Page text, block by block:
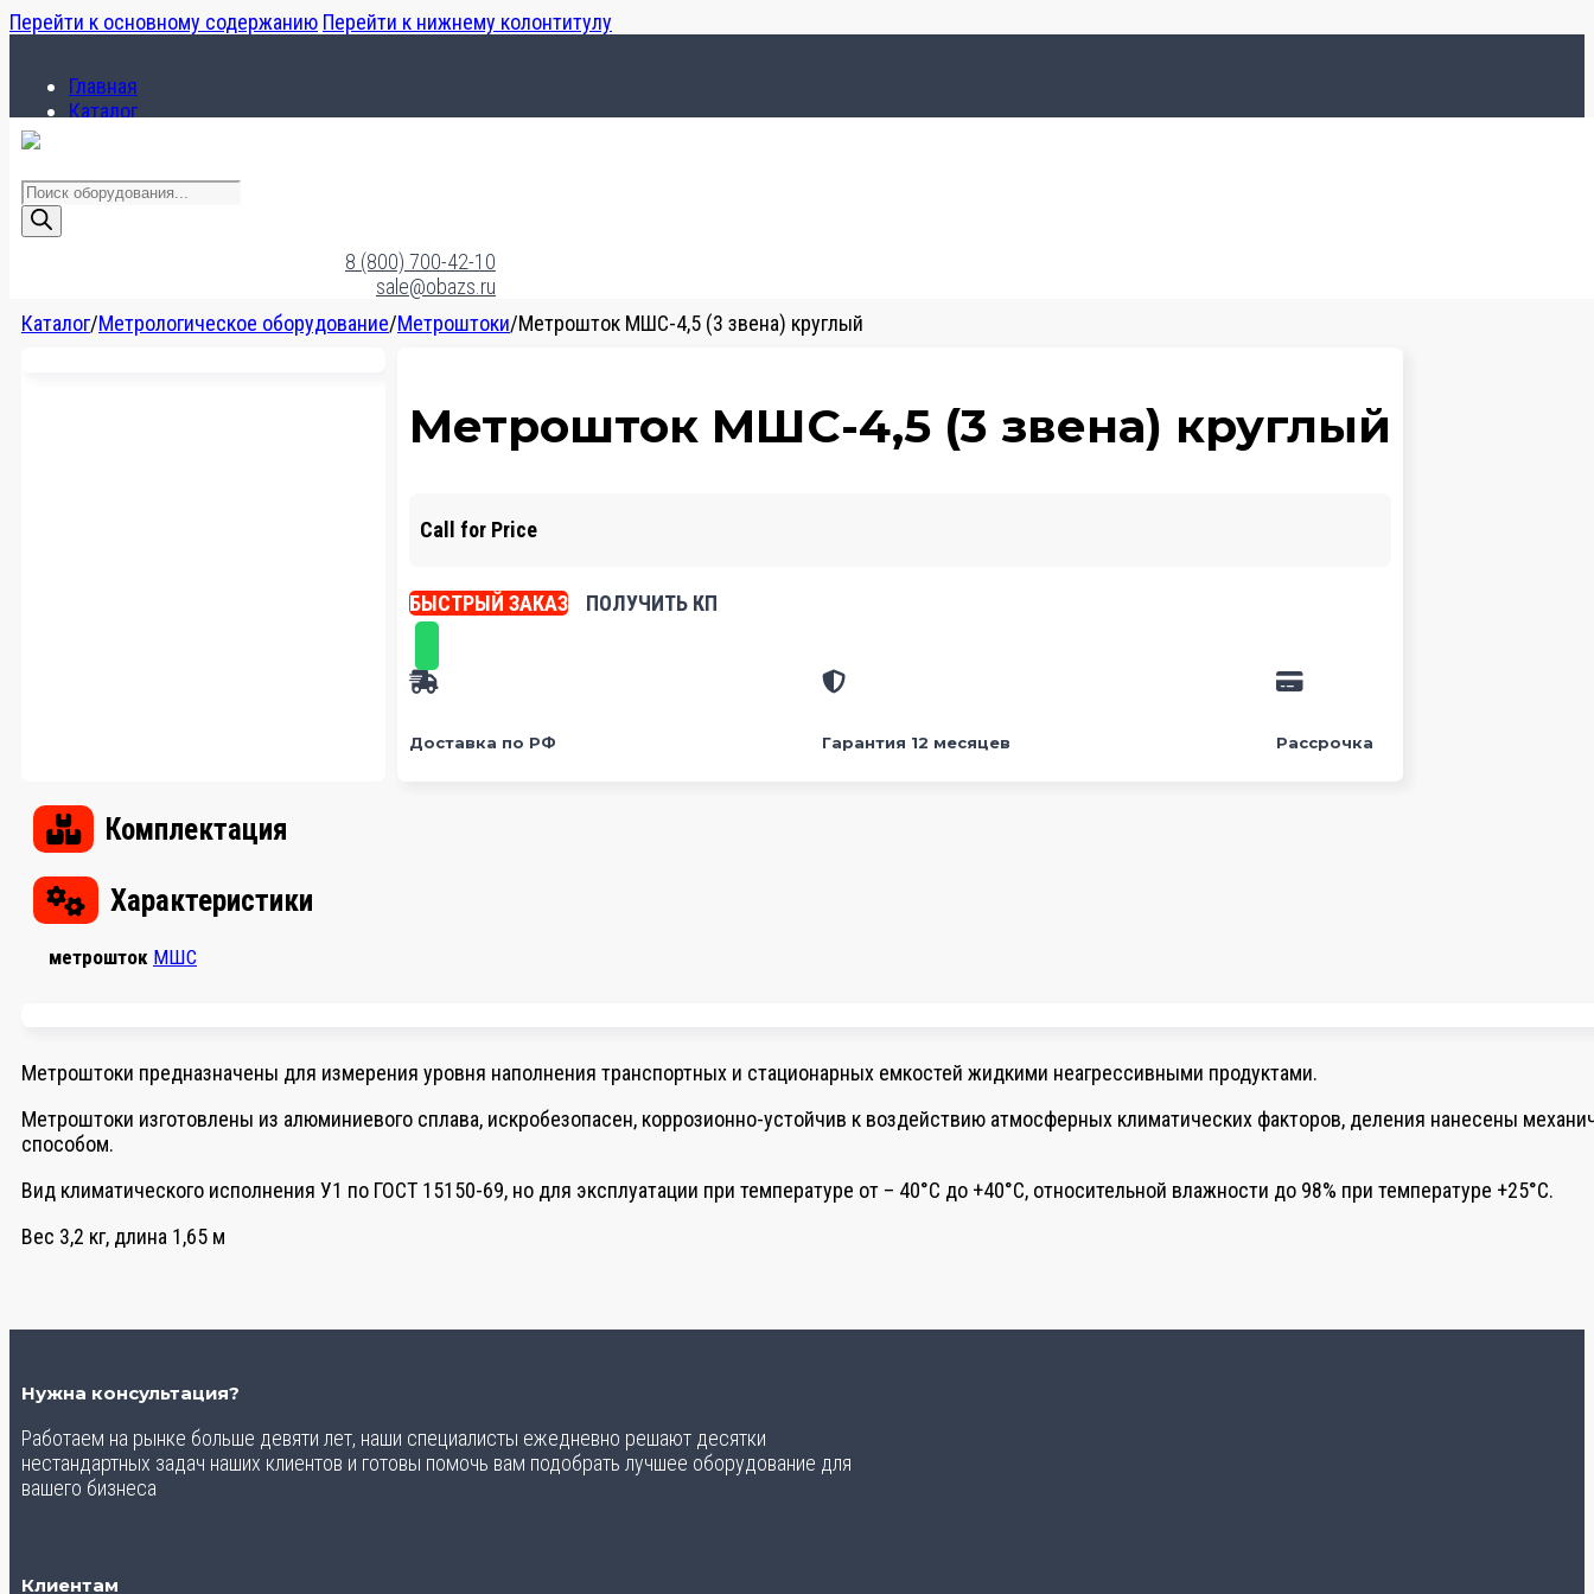
Перейти к основному содержанию Перейти к нижнему колонтитулу
Главная
Каталог
Поиск
товаров
8 (800) 700-42-10
sale@obazs.ru
Каталог/Метрологическое оборудование/Метроштоки/Метрошток МШС-4,5 (3 звена) круглый
Метрошток МШС-4,5 (3 звена) круглый
Call for Price
БЫСТРЫЙ ЗАКАЗ ПОЛУЧИТЬ КП
Доставка по РФ Гарантия 12 месяцев Рассрочка
Комплектация
Характеристики
метрошток МШС
Метроштоки предназначены для измерения уровня наполнения транспортных и стационарных емкостей жидкими неагрессивными продуктами.
Метроштоки изготовлены из алюминиевого сплава, искробезопасен, коррозионно-устойчив к воздействию атмосферных климатических факторов, деления нанесены
способом.
Вид климатического исполнения У1 по ГОСТ 15150-69, но для эксплуатации при температуре от – 40°С до +40°С, относительной влажности до 98% при температуре +25°С.
Вес 3,2 кг, длина 1,65 м
Нужна консультация?
Работаем на рынке больше девяти лет, наши специалисты ежедневно решают десятки
нестандартных задач наших клиентов и готовы помочь вам подобрать лучшее оборудование для
вашего бизнеса
Клиентам